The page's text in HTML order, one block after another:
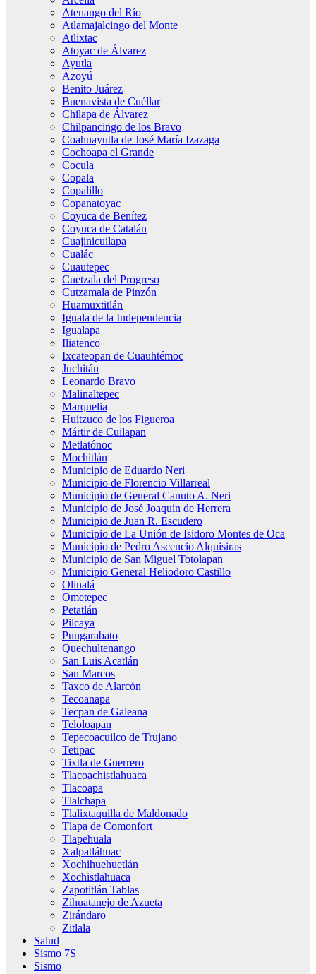
Atenango del Río
Atlamajalcingo del Monte
Atlixtac
Atoyac de Álvarez
Ayutla
Azoyú
Benito Juárez
Buenavista de Cuéllar
Chilapa de Álvarez
Chilpancingo de los Bravo
Coahuayutla de José María Izazaga
Cochoapa el Grande
Cocula
Copala
Copalillo
Copanatoyac
Coyuca de Benítez
Coyuca de Catalán
Cuajinicuilapa
Cualác
Cuautepec
Cuetzala del Progreso
Cutzamala de Pinzón
Huamuxtitlán
Iguala de la Independencia
Igualapa
Iliatenco
Ixcateopan de Cuauhtémoc
Juchitán
Leonardo Bravo
Malinaltepec
Marquelia
Huitzuco de los Figueroa
Mártir de Cuilapan
Metlatónoc
Mochitlán
Municipio de Eduardo Neri
Municipio de Florencio Villarreal
Municipio de General Canuto A. Neri
Municipio de José Joaquín de Herrera
Municipio de Juan R. Escudero
Municipio de La Unión de Isidoro Montes de Oca
Municipio de Pedro Ascencio Alquisiras
Municipio de San Miguel Totolapan
Municipio General Heliodoro Castillo
Olinalá
Ometepec
Petatlán
Pilcaya
Pungarabato
Quechultenango
San Luis Acatlán
San Marcos
Taxco de Alarcón
Tecoanapa
Tecpan de Galeana
Teloloapan
Tepecoacuilco de Trujano
Tetipac
Tixtla de Guerrero
Tlacoachistlahuaca
Tlacoapa
Tlalchapa
Tlalixtaquilla de Maldonado
Tlapa de Comonfort
Tlapehuala
Xalpatláhuac
Xochihuehuetlán
Xochistlahuaca
Zapotitlán Tablas
Zihuatanejo de Azueta
Zirándaro
Zitlala
Salud
Sismo 7S
Sismo